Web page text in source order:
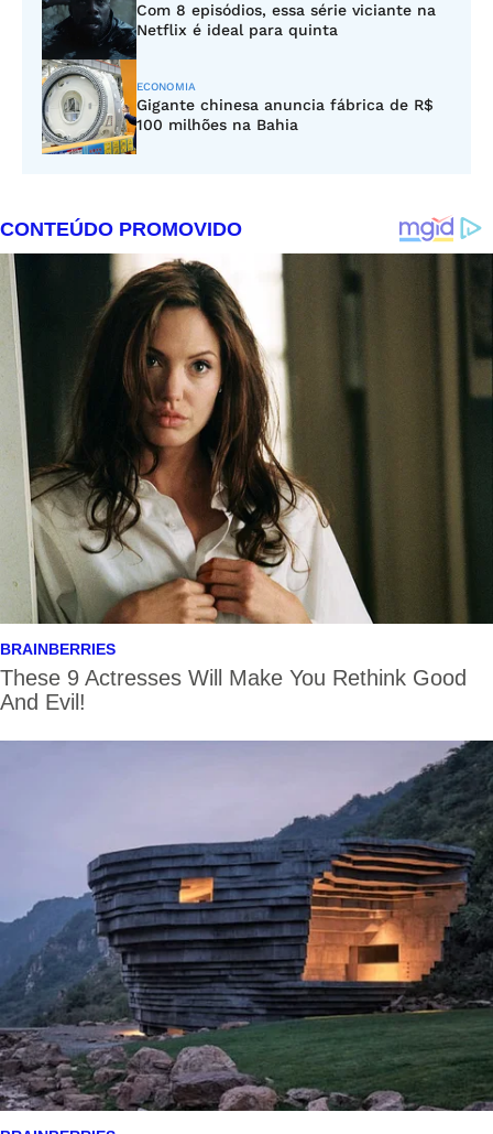
Com 8 episódios, essa série viciante na
Netflix é ideal para quinta
ECONOMIA
Gigante chinesa anuncia fábrica de R$
100 milhões na Bahia